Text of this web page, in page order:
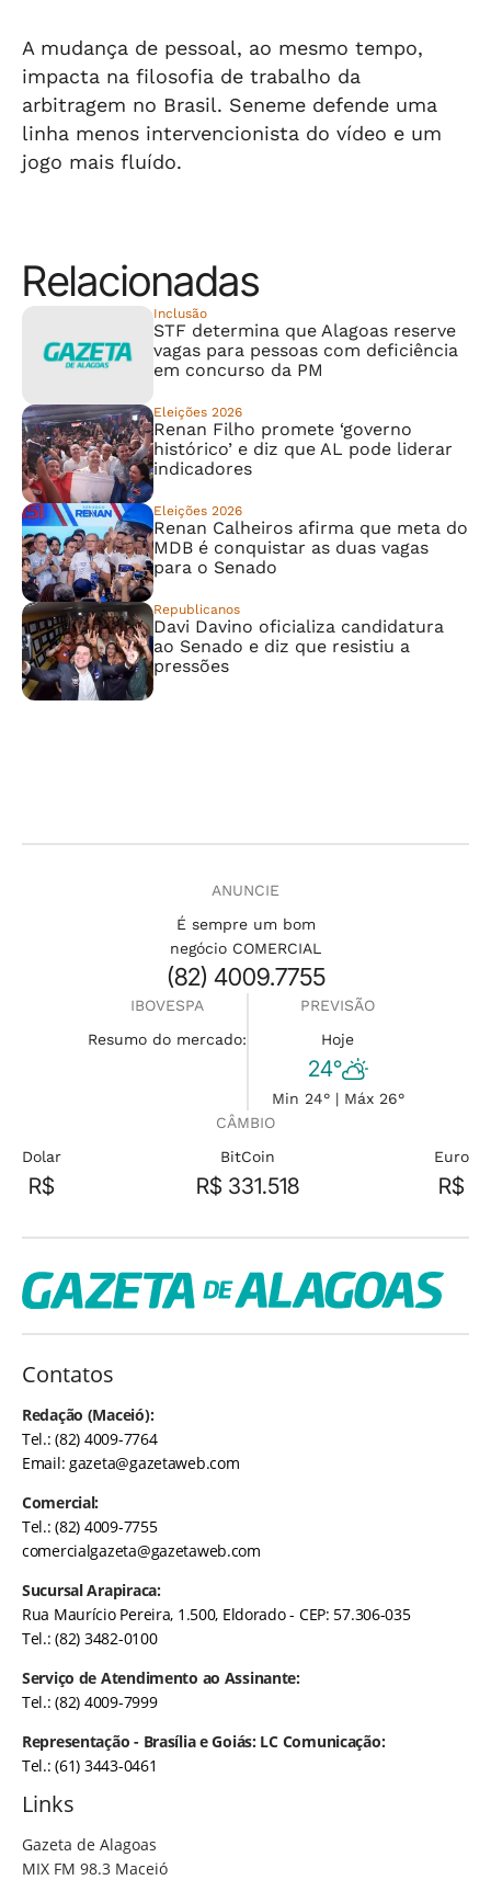
A mudança de pessoal, ao mesmo tempo,
impacta na filosofia de trabalho da
arbitragem no Brasil. Seneme defende uma
linha menos intervencionista do vídeo e um
jogo mais fluído.
Relacionadas
Inclusão
STF determina que Alagoas reserve
vagas para pessoas com deficiência
em concurso da PM
Eleições 2026
Renan Filho promete ‘governo
histórico’ e diz que AL pode liderar
indicadores
Eleições 2026
Renan Calheiros afirma que meta do
MDB é conquistar as duas vagas
para o Senado
Republicanos
Davi Davino oficializa candidatura
ao Senado e diz que resistiu a
pressões
ANUNCIE
É sempre um bom
negócio COMERCIAL
(82) 4009.7755
IBOVESPA
Resumo do mercado:
PREVISÃO
Hoje
24°
Min 24° | Máx 26°
CÂMBIO
Dolar
R$
BitCoin
R$ 331.518
Euro
R$
Contatos
Redação (Maceió):
Tel.: (82) 4009-7764
Email:gazeta@gazetaweb.com
Comercial:
Tel.: (82) 4009-7755
comercialgazeta@gazetaweb.com
Sucursal Arapiraca:
Rua Maurício Pereira, 1.500, Eldorado - CEP: 57.306-035
Tel.: (82) 3482-0100
Serviço de Atendimento ao Assinante:
Tel.: (82) 4009-7999
Representação - Brasília e Goiás: LC Comunicação:
Tel.: (61) 3443-0461
Links
Gazeta de Alagoas
MIX FM 98.3 Maceió